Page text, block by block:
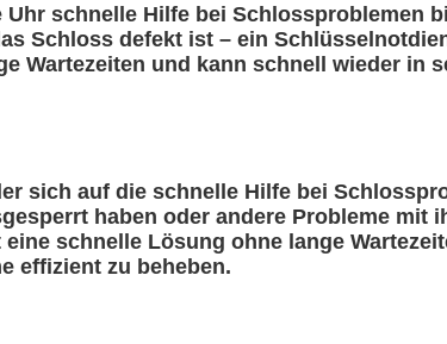
schnelle Hilfe bei Schlossproblemen
Schloss defekt ist – ein
Wartezeiten und kann schnell wieder in
sich auf die schnelle Hilfe bei
haben oder andere Probleme mit
schnelle Lösung ohne lange
effizient zu beheben.